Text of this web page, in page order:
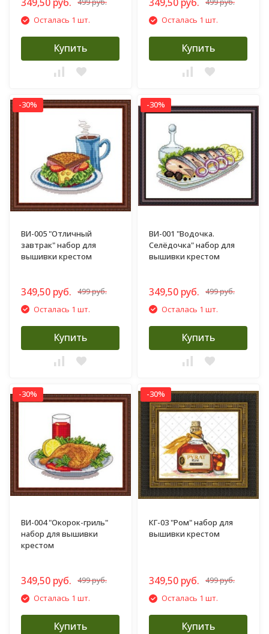
499 руб.
Осталась 1 шт.
Купить
499 руб.
Осталась 1 шт.
Купить
-30%
ВИ-005 "Отличный
завтрак" набор для
вышивки крестом
349,50 руб. 499 руб.
Осталась 1 шт.
Купить
-30%
ВИ-001 "Водочка.
Селёдочка" набор для
вышивки крестом
349,50 руб. 499 руб.
Осталась 1 шт.
Купить
-30%
ВИ-004 "Окорок-гриль"
набор для вышивки
крестом
349,50 руб. 499 руб.
Осталась 1 шт.
Купить
-30%
КГ-03 "Ром" набор для
вышивки крестом
349,50 руб. 499 руб.
Осталась 1 шт.
Купить